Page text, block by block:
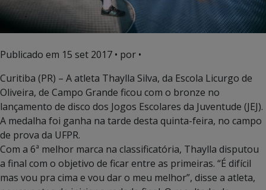
Publicado em 15 set 2017 • por •
Curitiba (PR) – A atleta Thaylla Silva, da Escola Licurgo de
Oliveira, de Campo Grande ficou com o bronze no
lançamento de disco dos Jogos Escolares da Juventude (JEJ).
A medalha foi ganha na tarde desta quinta-feira, no campo
de prova da UFPR.
Com a 6ª melhor marca na classificatória, Thaylla disputou
a final com o objetivo de ficar entre as primeiras. “É difícil
mas vou pra cima e vou dar o meu melhor”, disse a atleta,